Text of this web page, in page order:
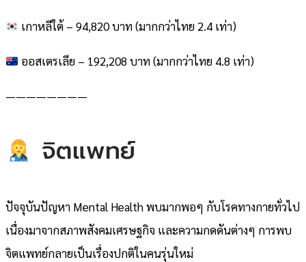
เกาหลีใต้ – 94,820 บาท (มากกว่าไทย 2.4 เท่า)
ออสเตรเลีย – 192,208 บาท (มากกว่าไทย 4.8 เท่า)
————————
จิตแพทย์
ปัจจุบันปัญหา Mental Health พบมากพอๆ กับโรคทางกายทั่วไป
เนื่องมาจากสภาพสังคมเศรษฐกิจ และความกดดันต่างๆ การพบ
จิตแพทย์กลายเป็นเรื่องปกติในคนรุ่นใหม่